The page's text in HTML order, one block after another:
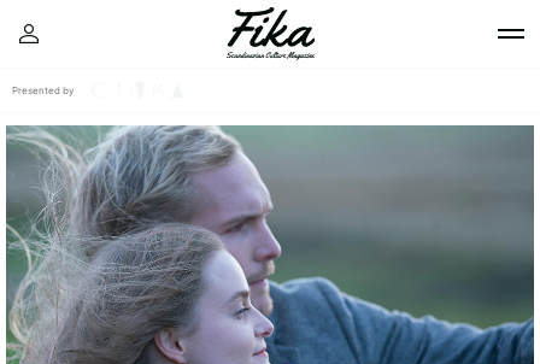
Presented by